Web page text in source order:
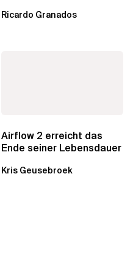
Ricardo Granados
Airflow 2 erreicht das
Ende seiner Lebensdauer
Kris Geusebroek